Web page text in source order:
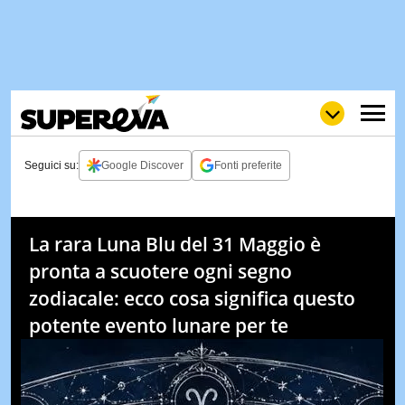
NEWS
QUIZ
Seguici su: Google Discover Fonti preferite
La rara Luna Blu del 31 Maggio è
pronta a scuotere ogni segno
zodiacale: ecco cosa significa questo
potente evento lunare per te